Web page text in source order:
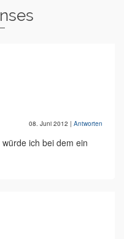
08. Juni 2012 | Antworten
ich bei dem ein